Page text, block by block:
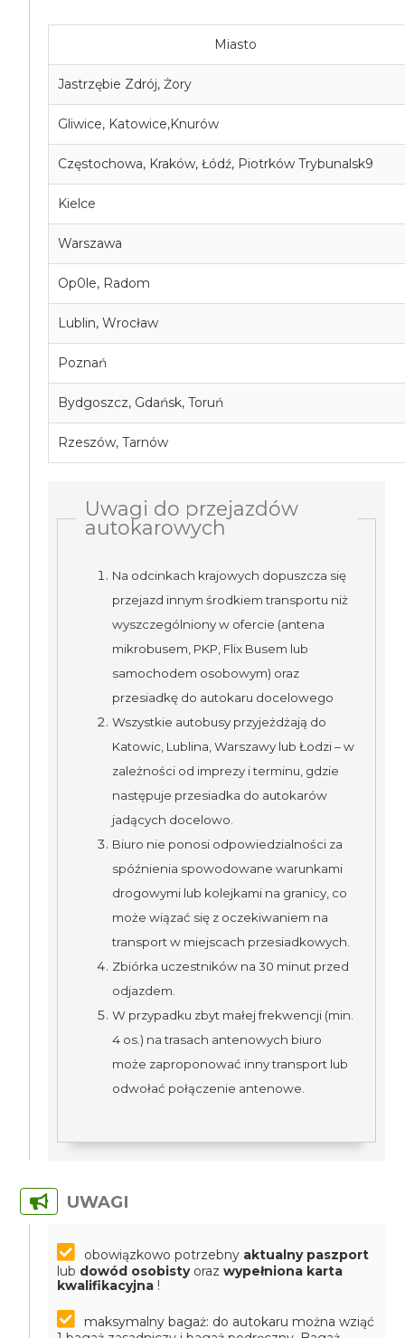
Miasto
Jastrzębie Zdrój, Żory
Gliwice, Katowice,Knurów
Częstochowa, Kraków, Łódź, Piotrków Trybunalsk9
Kielce
Warszawa
Op0le, Radom
Lublin, Wrocław
Poznań
Bydgoszcz, Gdańsk, Toruń
Rzeszów, Tarnów
Uwagi do przejazdów
autokarowych
Na odcinkach krajowych dopuszcza się
przejazd innym środkiem transportu niż
wyszczególniony w ofercie (antena
mikrobusem, PKP, Flix Busem lub
samochodem osobowym) oraz
przesiadkę do autokaru docelowego
Wszystkie autobusy przyjeżdżają do
Katowic, Lublina, Warszawy lub Łodzi – w
zależności od imprezy i terminu, gdzie
następuje przesiadka do autokarów
jadących docelowo.
Biuro nie ponosi odpowiedzialności za
spóźnienia spowodowane warunkami
drogowymi lub kolejkami na granicy, co
może wiązać się z oczekiwaniem na
transport w miejscach przesiadkowych.
Zbiórka uczestników na 30 minut przed
odjazdem.
W przypadku zbyt małej frekwencji (min.
4 os.) na trasach antenowych biuro
może zaproponować inny transport lub
odwołać połączenie antenowe.
UWAGI
obowiązkowo potrzebny aktualny paszport
lub dowód osobisty orazwypełniona karta
kwalifikacyjna !
maksymalny bagaż: do autokaru można wziąć